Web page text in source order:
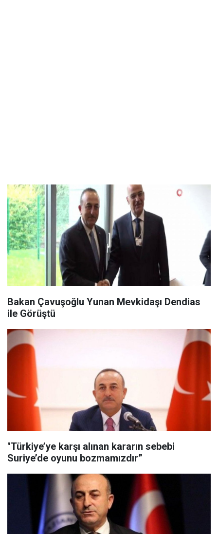
Bakan Çavuşoğlu Yunan Mevkidaşı Dendias
ile Görüştü
"Türkiye’ye karşı alınan kararın sebebi
Suriye’de oyunu bozmamızdır”